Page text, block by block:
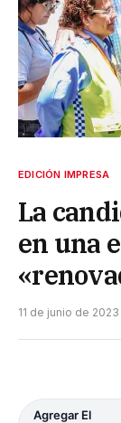
EDICIÓN IMPRESA
La
en una
11 de junio de 2023
Agregar El